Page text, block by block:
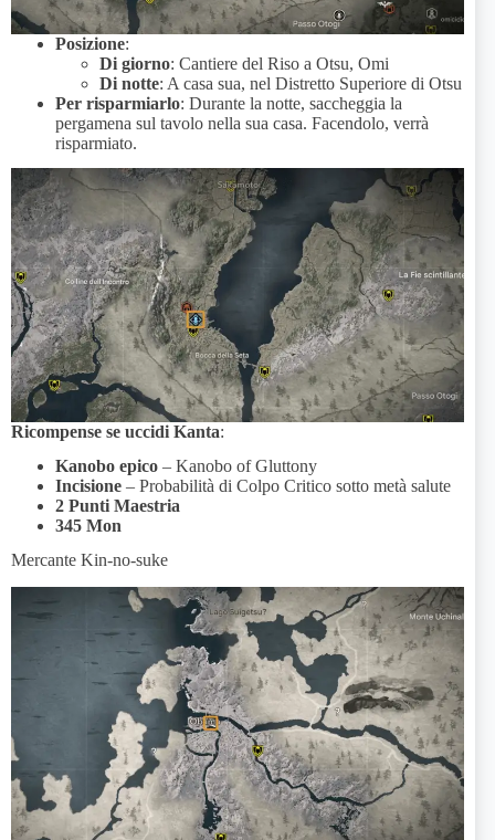
Posizione:
Di giorno: Cantiere del Riso a Otsu, Omi
Di notte: A casa sua, nel Distretto Superiore di Otsu
Per risparmiarlo: Durante la notte, saccheggia la
pergamena sul tavolo nella sua casa. Facendolo, verrà
risparmiato.
Ricompense se uccidi Kanta:
Kanobo epico – Kanobo of Gluttony
Incisione – Probabilità di Colpo Critico sotto metà salute
2 Punti Maestria
345 Mon
Mercante Kin-no-suke